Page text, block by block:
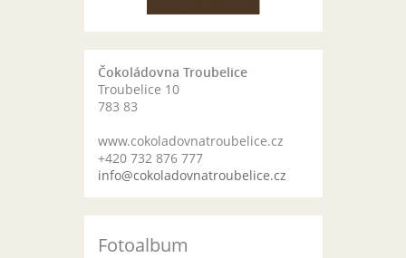
Čokoládovna Troubelice
Troubelice 10
783 83
www.cokoladovnatroubelice.cz
+420 732 876 777
info@cokoladovnatroubelice.cz
Fotoalbum